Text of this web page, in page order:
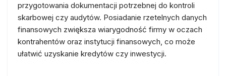
przygotowania dokumentacji potrzebnej do kontroli
skarbowej czy audytów. Posiadanie rzetelnych danych
finansowych zwiększa wiarygodność firmy w oczach
kontrahentów oraz instytucji finansowych, co może
ułatwić uzyskanie kredytów czy inwestycji.